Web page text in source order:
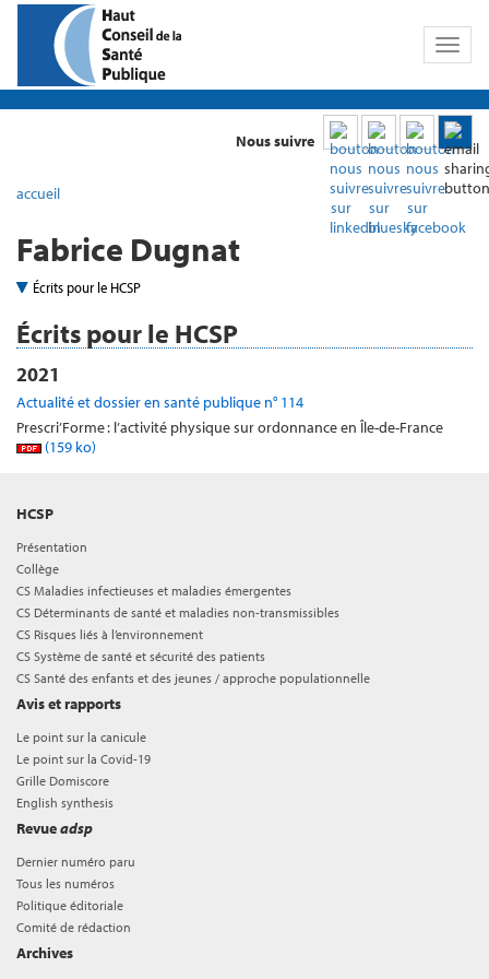
Toggle
Nous suivre
accueil
Fabrice Dugnat
Écrits pour le HCSP
Écrits pour le HCSP
2021
Actualité et dossier en santé publique n° 114
Prescri’Forme : l’activité physique sur ordonnance en Île-de-France
(159 ko)
HCSP
Présentation
Collège
CS Maladies infectieuses et maladies émergentes
CS Déterminants de santé et maladies non-transmissibles
CS Risques liés à l’environnement
CS Système de santé et sécurité des patients
CS Santé des enfants et des jeunes / approche populationnelle
Avis et rapports
Le point sur la canicule
Le point sur la Covid-19
Grille Domiscore
English synthesis
Revueadsp
Dernier numéro paru
Tous les numéros
Politique éditoriale
Comité de rédaction
Archives